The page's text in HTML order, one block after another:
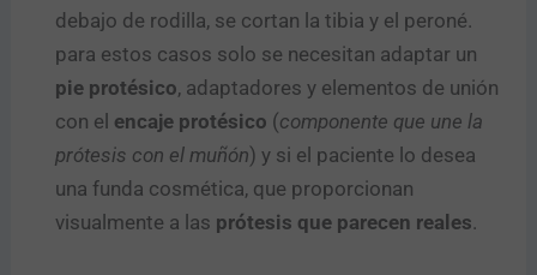
debajo de rodilla, se cortan la tibia y el peroné.
para estos casos solo se necesitan adaptar un
pie protésico, adaptadores y elementos de unión
con el encaje protésico (componente que une la
prótesis con el muñón) y si el paciente lo desea
una funda cosmética, que proporcionan
visualmente a las prótesis que parecen reales.